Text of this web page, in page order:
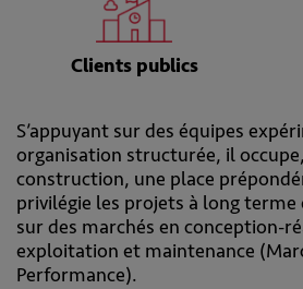
Clients publics
S’appuyant sur des équipes
organisation structurée, il
construction, une place
privilégie les projets à long
sur des marchés en conception-
exploitation et maintenance
Performance).